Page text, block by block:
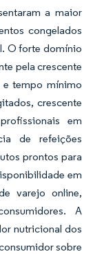
a maior
congelados
O forte domínio
pela crescente
tempo mínimo
crescente
em
de refeições
prontos para
em
varejo online,
A
nutricional dos
sobre